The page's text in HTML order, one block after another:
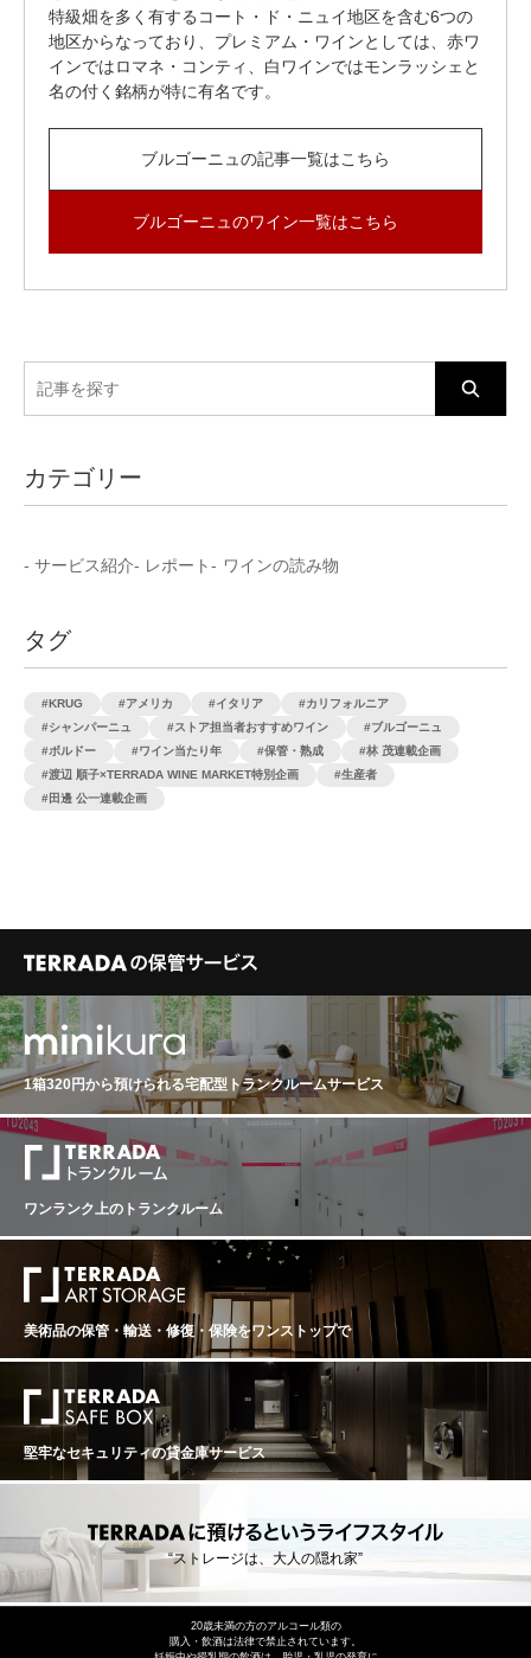
特級畑を多く有するコート・ド・ニュイ地区を含む6つの
地区からなっており、プレミアム・ワインとしては、赤ワ
インではロマネ・コンティ、白ワインではモンラッシェと
名の付く銘柄が特に有名です。
ブルゴーニュの記事一覧はこちら
ブルゴーニュのワイン一覧はこちら
索:
カテゴリー
サービス紹介 レポート ワインの読み物
タグ
KRUG アメリカ イタリア
カリフォルニア
シャンパーニュ
ストア担当者おすすめワイン
ブルゴーニュ
ボルドー
ワイン当たり年 保管・熟成
林 茂連載企画
渡辺 順子×TERRADA WINE MARKET特別企画
生産者
田邊 公一連載企画
1箱320円から預けられる宅配型トランクルームサービス
ワンランク上のトランクルーム
美術品の保管・輸送・修復・保険をワンストップで
堅牢なセキュリティの貸金庫サービス
“ストレージは、大人の隠れ家”
20歳未満の方のアルコール類の
購入・飲酒は法律で禁止されています。